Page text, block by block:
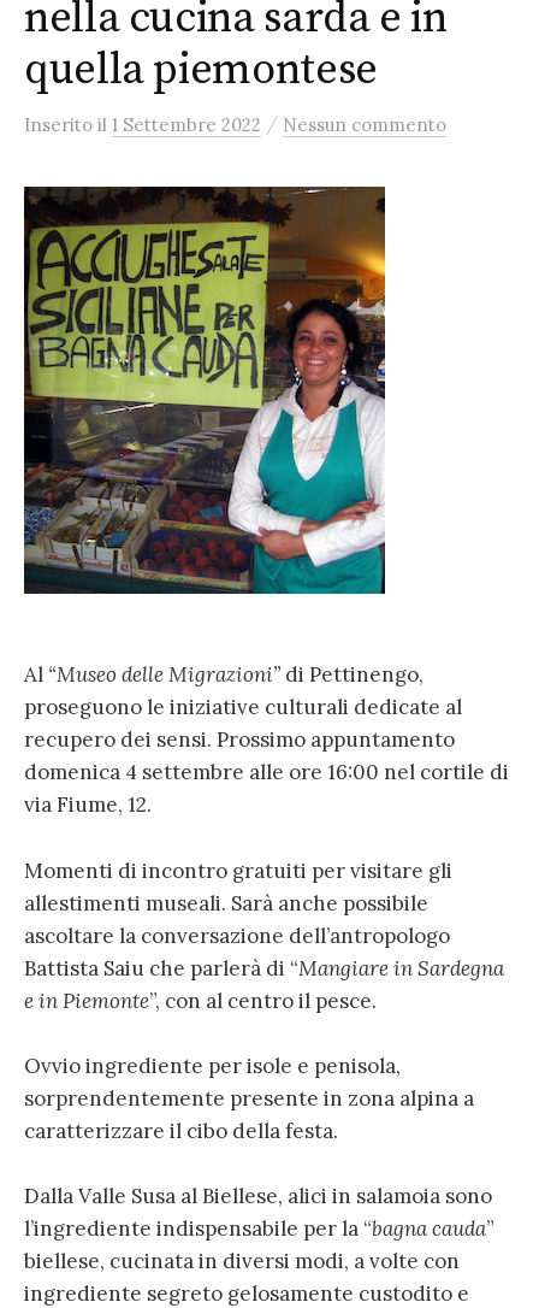
nella cucina sarda e in
quella piemontese
Inserito il 1 Settembre 2022 / Nessun commento
Al “Museo delle Migrazioni” di Pettinengo,
proseguono le iniziative culturali dedicate al
recupero dei sensi. Prossimo appuntamento
domenica 4 settembre alle ore 16:00 nel cortile di
via Fiume, 12.
Momenti di incontro gratuiti per visitare gli
allestimenti museali. Sarà anche possibile
ascoltare la conversazione dell’antropologo
Battista Saiu che parlerà di “Mangiare in Sardegna
e in Piemonte”, con al centro il pesce.
Ovvio ingrediente per isole e penisola,
sorprendentemente presente in zona alpina a
caratterizzare il cibo della festa.
Dalla Valle Susa al Biellese, alici in salamoia sono
l’ingrediente indispensabile per la “bagna cauda”
biellese, cucinata in diversi modi, a volte con
ingrediente segreto gelosamente custodito e